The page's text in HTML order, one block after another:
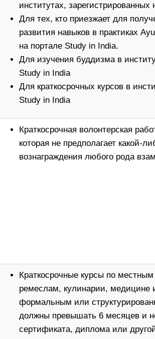
институтах,
Для тех, кто приезжает для
развития навыков в практиках
на портале Study in India.
Для изучения буддизма в
Study in India
Для краткосрочных курсов в
Study in India
Краткосрочная волонтерская
которая не предполагает какой-
вознаграждения любого рода
Краткосрочные курсы по
ремеслам, кулинарии, медицине
формальным или
должны превышать 6 месяцев и
сертификата, диплома или